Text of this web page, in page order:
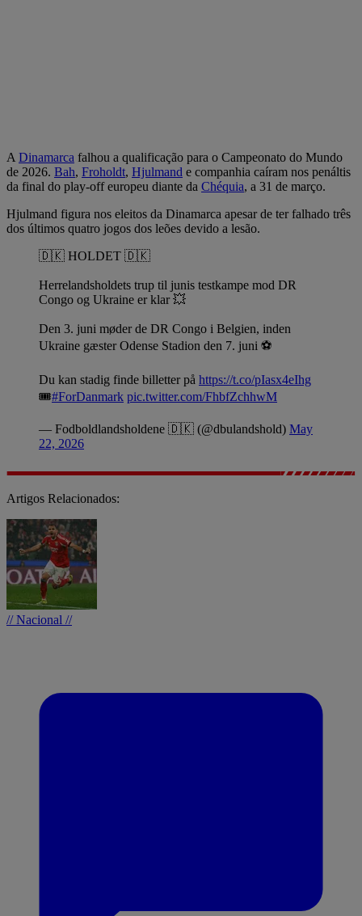
A Dinamarca falhou a qualificação para o Campeonato do Mundo
de 2026. Bah, Froholdt, Hjulmand e companhia caíram nos penáltis
da final do play-off europeu diante da Chéquia, a 31 de março.
Hjulmand figura nos eleitos da Dinamarca apesar de ter falhado três
dos últimos quatro jogos dos leões devido a lesão.
🇩🇰 HOLDET 🇩🇰
Herrelandsholdets trup til junis testkampe mod DR
Congo og Ukraine er klar 💥
Den 3. juni møder de DR Congo i Belgien, inden
Ukraine gæster Odense Stadion den 7. juni ⚽
Du kan stadig finde billetter på https://t.co/pIasx4eIhg
🎟️#ForDanmark pic.twitter.com/FhbfZchhwM
— Fodboldlandsholdene 🇩🇰 (@dbulandshold) May
22, 2026
Artigos Relacionados:
// Nacional //